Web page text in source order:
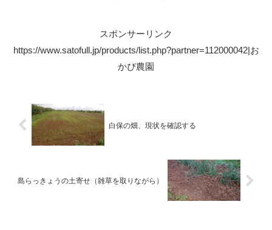
スポンサーリンク
https://www.satofull.jp/products/list.php?partner=112000042|お
かぴ農園
白保の畑、現状を確認する
島らっきょうの土寄せ（雑草を取りながら）